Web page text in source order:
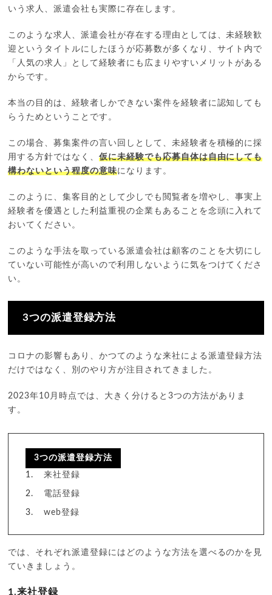
いう求人、派遣会社も実際に存在します。
このような求人、派遣会社が存在する理由としては、未経験歓
迎というタイトルにしたほうが応募数が多くなり、サイト内で
「人気の求人」として経験者にも広まりやすいメリットがある
からです。
本当の目的は、経験者しかできない案件を経験者に認知しても
らうためということです。
この場合、募集案件の言い回しとして、未経験者を積極的に採
用する方針ではなく、仮に未経験でも応募自体は自由にしても
構わないという程度の意味になります。
このように、集客目的として少しでも閲覧者を増やし、事実上
経験者を優遇とした利益重視の企業もあることを念頭に入れて
おいてください。
このような手法を取っている派遣会社は顧客のことを大切にし
ていない可能性が高いので利用しないように気をつけてくださ
い。
3つの派遣登録方法
コロナの影響もあり、かつてのような来社による派遣登録方法
だけではなく、別のやり方が注目されてきました。
2023年10月時点では、大きく分けると3つの方法がありま
す。
3つの派遣登録方法
来社登録
電話登録
web登録
では、それぞれ派遣登録にはどのような方法を選べるのかを見
ていきましょう。
1.来社登録